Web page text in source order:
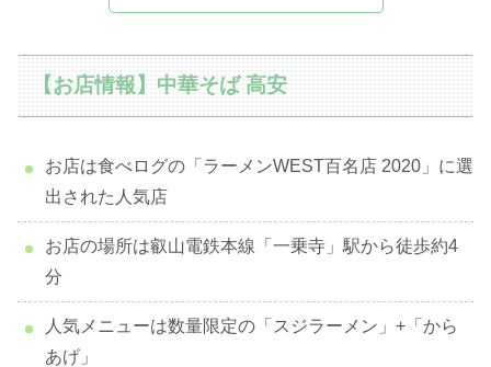
【お店情報】中華そば 高安
お店は食べログの「ラーメンWEST百名店 2020」に選
出された人気店
お店の場所は叡山電鉄本線「一乗寺」駅から徒歩約4
分
人気メニューは数量限定の「スジラーメン」+「から
あげ」